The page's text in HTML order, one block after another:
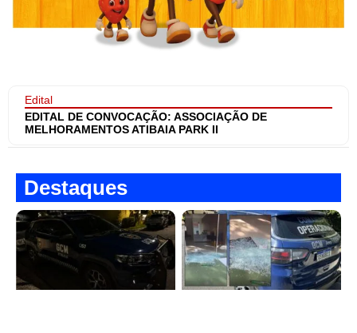
Edital
EDITAL DE CONVOCAÇÃO: ASSOCIAÇÃO DE
MELHORAMENTOS ATIBAIA PARK II
Destaques